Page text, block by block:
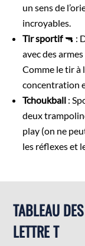
un sens de
incroyables.
Tir sportif🔫 :
avec des
Comme le tir à
concentration
Tchoukball :
deux
play (on ne
les réflexes et
TABLEAU
LETTRE T